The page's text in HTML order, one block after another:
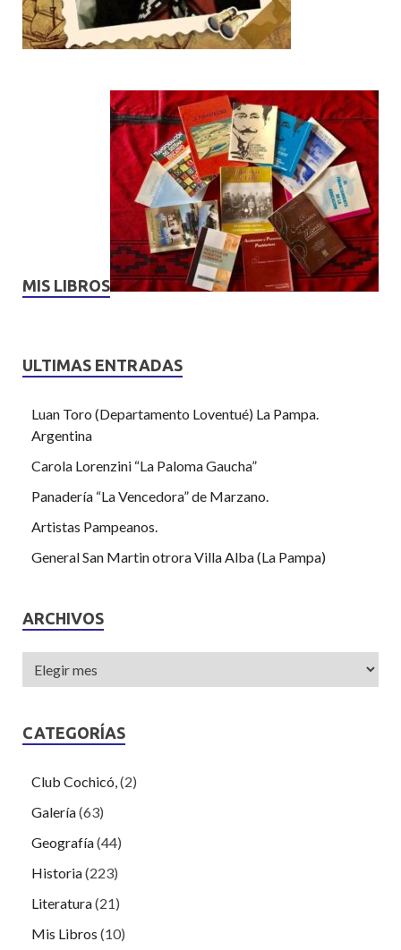
MIS LIBROS
ULTIMAS ENTRADAS
Luan Toro (Departamento Loventué) La Pampa.
Argentina
Carola Lorenzini “La Paloma Gaucha”
Panadería “La Vencedora” de Marzano.
Artistas Pampeanos.
General San Martin otrora Villa Alba (La Pampa)
ARCHIVOS
CATEGORÍAS
Club Cochicó, (2)
Galería(63)
Geografía(44)
Historia(223)
Literatura(21)
Mis Libros (10)